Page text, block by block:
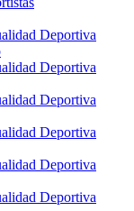
Deportiva
Deportiva
Deportiva
Deportiva
Deportiva
Deportiva